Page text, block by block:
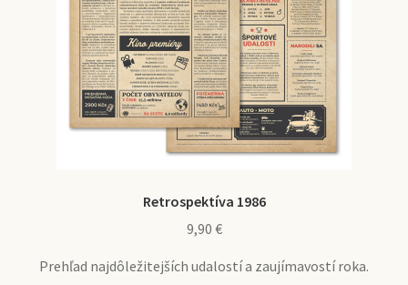
Retrospektíva 1986
9,90 €
Prehľad najdôležitejších udalostí a zaujímavostí roka.